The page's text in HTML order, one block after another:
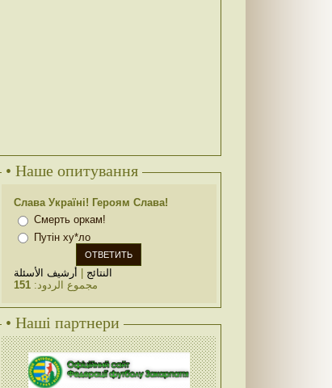
• Наше опитування
Слава Україні! Героям Слава!
Смерть оркам!
Путін ху*ло
النتائج
أرشيف الأسئلة
مجموع الردود:151
• Наші партнери